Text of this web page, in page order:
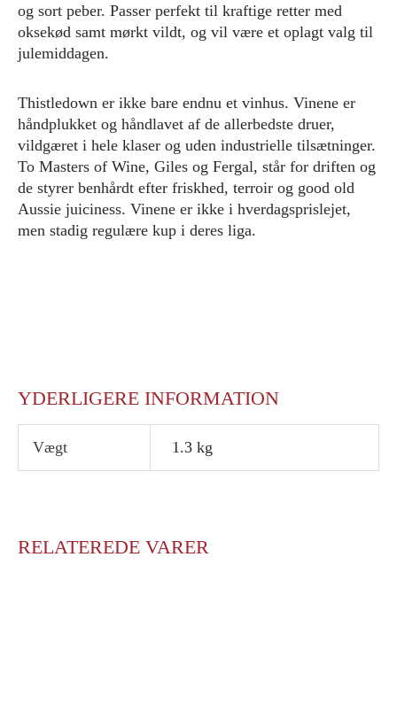
og sort peber. Passer perfekt til kraftige retter med
oksekød samt mørkt vildt, og vil være et oplagt valg til
julemiddagen.
Thistledown er ikke bare endnu et vinhus. Vinene er
håndplukket og håndlavet af de allerbedste druer,
vildgæret i hele klaser og uden industrielle tilsætninger.
To Masters of Wine, Giles og Fergal, står for driften og
de styrer benhårdt efter friskhed, terroir og good old
Aussie juiciness. Vinene er ikke i hverdagsprislejet,
men stadig regulære kup i deres liga.
YDERLIGERE INFORMATION
Vægt 1.3 kg
RELATEREDE VARER